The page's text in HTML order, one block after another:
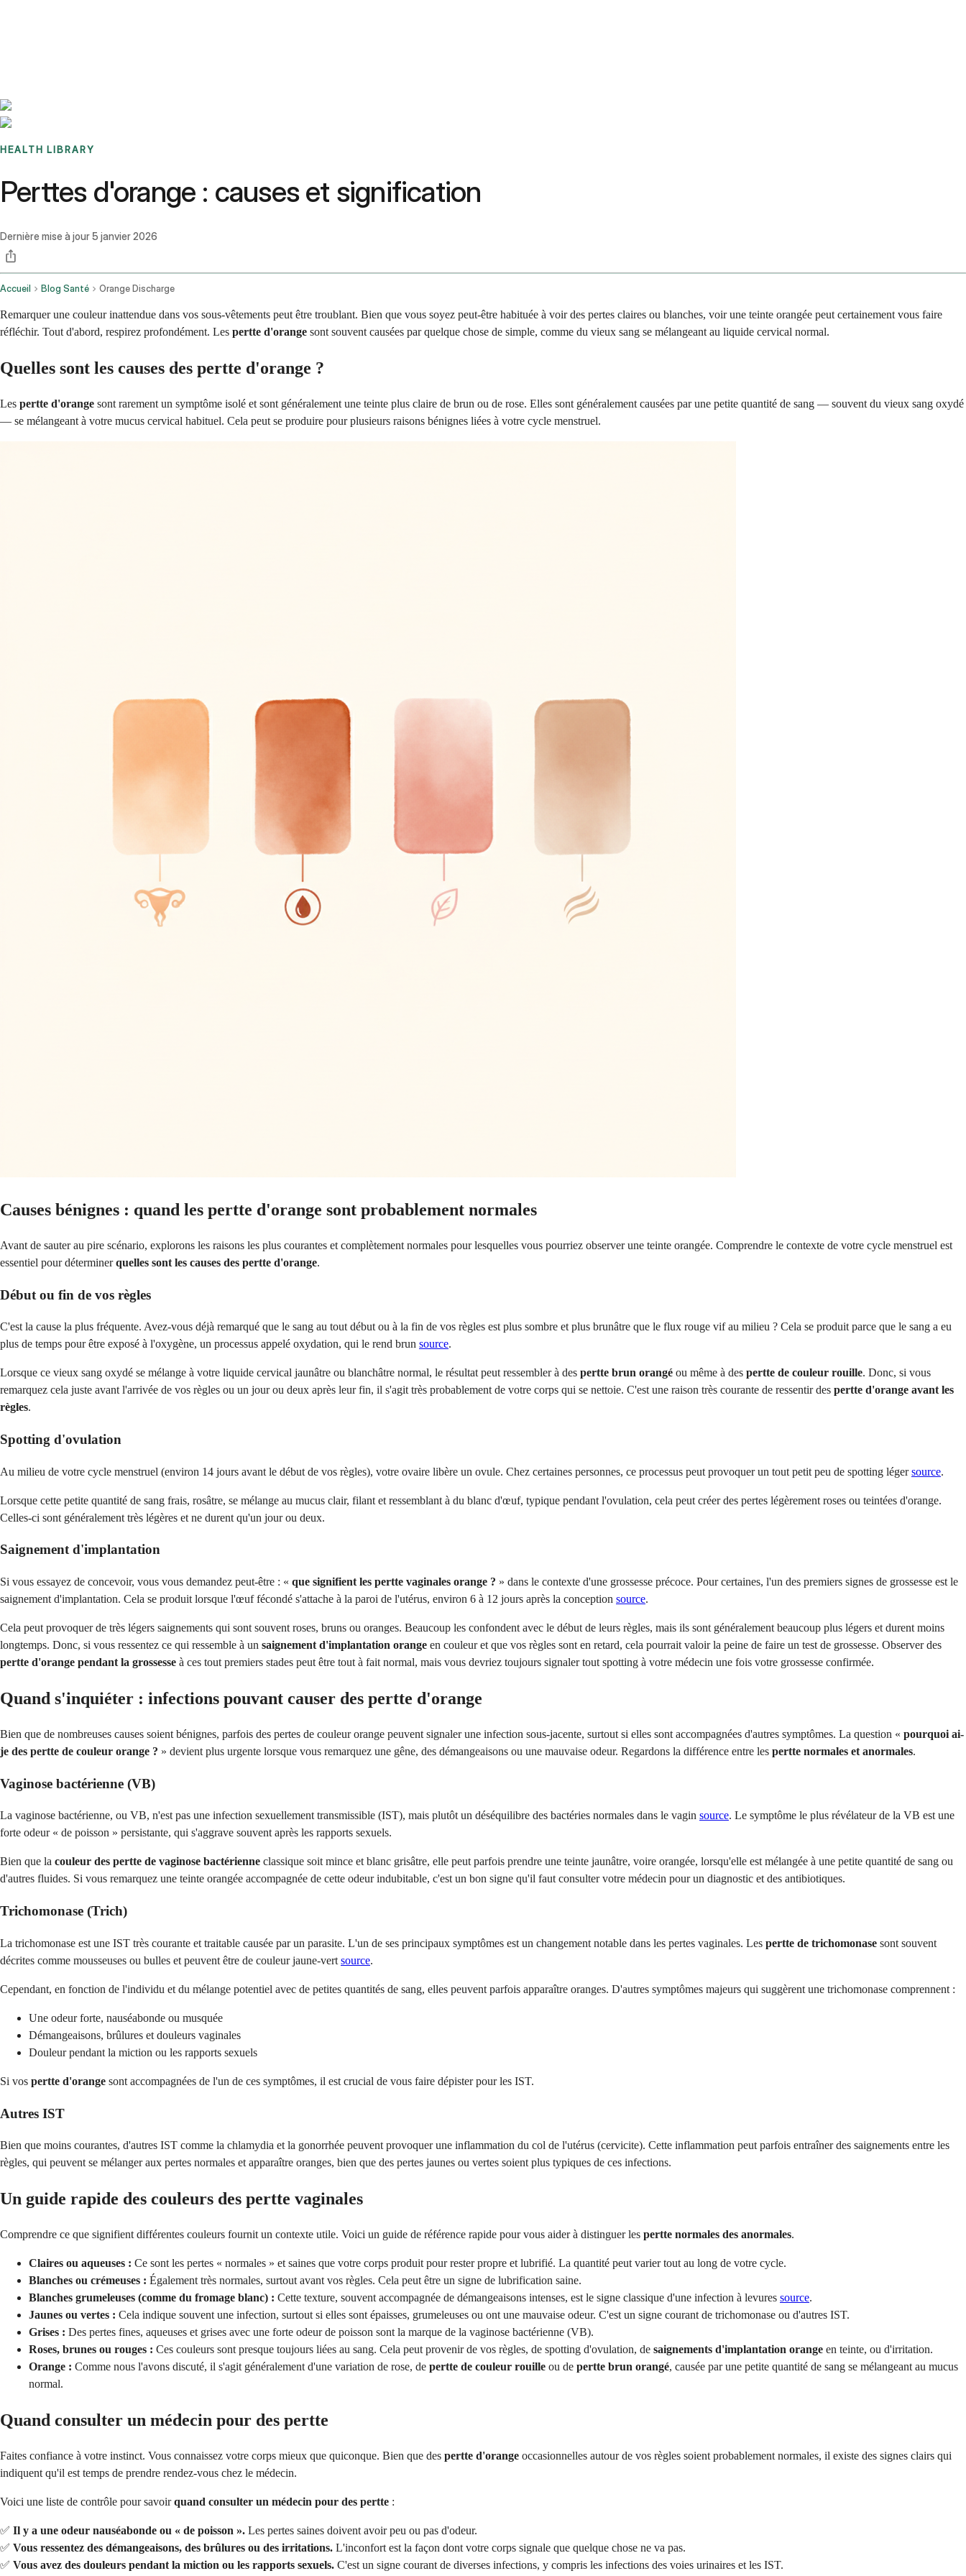
HEALTH LIBRARY
Perttes d'orange : causes et signification
Dernière mise à jour5 janvier 2026
Accueil Blog Santé Orange Discharge
Remarquer une couleur inattendue dans vos sous-vêtements peut être troublant. Bien que vous soyez peut-être habituée à voir des pertes claires ou blanches, voir une teinte orangée peut certainement vous faire
réfléchir. Tout d'abord, respirez profondément. Les pertte d'orange sont souvent causées par quelque chose de simple, comme du vieux sang se mélangeant au liquide cervical normal.
Quelles sont les causes des pertte d'orange ?
Les pertte d'orange sont rarement un symptôme isolé et sont généralement une teinte plus claire de brun ou de rose. Elles sont généralement causées par une petite quantité de sang — souvent du vieux sang oxydé
— se mélangeant à votre mucus cervical habituel. Cela peut se produire pour plusieurs raisons bénignes liées à votre cycle menstruel.
Causes bénignes : quand les pertte d'orange sont probablement normales
Avant de sauter au pire scénario, explorons les raisons les plus courantes et complètement normales pour lesquelles vous pourriez observer une teinte orangée. Comprendre le contexte de votre cycle menstruel est
essentiel pour déterminerquelles sont les causes des pertte d'orange.
Début ou fin de vos règles
C'est la cause la plus fréquente. Avez-vous déjà remarqué que le sang au tout début ou à la fin de vos règles est plus sombre et plus brunâtre que le flux rouge vif au milieu ? Cela se produit parce que le sang a eu
plus de temps pour être exposé à l'oxygène, un processus appelé oxydation, qui le rend brun source.
Lorsque ce vieux sang oxydé se mélange à votre liquide cervical jaunâtre ou blanchâtre normal, le résultat peut ressembler à des pertte brun orangé ou même à des pertte de couleur rouille. Donc, si vous
remarquez cela juste avant l'arrivée de vos règles ou un jour ou deux après leur fin, il s'agit très probablement de votre corps qui se nettoie. C'est une raison très courante de ressentir des pertte d'orange avant les
règles.
Spotting d'ovulation
Au milieu de votre cycle menstruel (environ 14 jours avant le début de vos règles), votre ovaire libère un ovule. Chez certaines personnes, ce processus peut provoquer un tout petit peu de spotting légersource.
Lorsque cette petite quantité de sang frais, rosâtre, se mélange au mucus clair, filant et ressemblant à du blanc d'œuf, typique pendant l'ovulation, cela peut créer des pertes légèrement roses ou teintées d'orange.
Celles-ci sont généralement très légères et ne durent qu'un jour ou deux.
Saignement d'implantation
Si vous essayez de concevoir, vous vous demandez peut-être : « que signifient les pertte vaginales orange ? » dans le contexte d'une grossesse précoce. Pour certaines, l'un des premiers signes de grossesse est le
saignement d'implantation. Cela se produit lorsque l'œuf fécondé s'attache à la paroi de l'utérus, environ 6 à 12 jours après la conception source.
Cela peut provoquer de très légers saignements qui sont souvent roses, bruns ou oranges. Beaucoup les confondent avec le début de leurs règles, mais ils sont généralement beaucoup plus légers et durent moins
longtemps. Donc, si vous ressentez ce qui ressemble à un saignement d'implantation orange en couleur et que vos règles sont en retard, cela pourrait valoir la peine de faire un test de grossesse. Observer des
pertte d'orange pendant la grossesse à ces tout premiers stades peut être tout à fait normal, mais vous devriez toujours signaler tout spotting à votre médecin une fois votre grossesse confirmée.
Quand s'inquiéter : infections pouvant causer des pertte d'orange
Bien que de nombreuses causes soient bénignes, parfois des pertes de couleur orange peuvent signaler une infection sous-jacente, surtout si elles sont accompagnées d'autres symptômes. La question « pourquoi ai-
je des pertte de couleur orange ? » devient plus urgente lorsque vous remarquez une gêne, des démangeaisons ou une mauvaise odeur. Regardons la différence entre les pertte normales et anormales.
Vaginose bactérienne (VB)
La vaginose bactérienne, ou VB, n'est pas une infection sexuellement transmissible (IST), mais plutôt un déséquilibre des bactéries normales dans le vagin source. Le symptôme le plus révélateur de la VB est une
forte odeur « de poisson » persistante, qui s'aggrave souvent après les rapports sexuels.
Bien que la couleur des pertte de vaginose bactérienne classique soit mince et blanc grisâtre, elle peut parfois prendre une teinte jaunâtre, voire orangée, lorsqu'elle est mélangée à une petite quantité de sang ou
d'autres fluides. Si vous remarquez une teinte orangée accompagnée de cette odeur indubitable, c'est un bon signe qu'il faut consulter votre médecin pour un diagnostic et des antibiotiques.
Trichomonase (Trich)
La trichomonase est une IST très courante et traitable causée par un parasite. L'un de ses principaux symptômes est un changement notable dans les pertes vaginales. Les pertte de trichomonase sont souvent
décrites comme mousseuses ou bulles et peuvent être de couleur jaune-vert source.
Cependant, en fonction de l'individu et du mélange potentiel avec de petites quantités de sang, elles peuvent parfois apparaître oranges. D'autres symptômes majeurs qui suggèrent une trichomonase comprennent :
Une odeur forte, nauséabonde ou musquée
Démangeaisons, brûlures et douleurs vaginales
Douleur pendant la miction ou les rapports sexuels
Si vos pertte d'orange sont accompagnées de l'un de ces symptômes, il est crucial de vous faire dépister pour les IST.
Autres IST
Bien que moins courantes, d'autres IST comme la chlamydia et la gonorrhée peuvent provoquer une inflammation du col de l'utérus (cervicite). Cette inflammation peut parfois entraîner des saignements entre les
règles, qui peuvent se mélanger aux pertes normales et apparaître oranges, bien que des pertes jaunes ou vertes soient plus typiques de ces infections.
Un guide rapide des couleurs des pertte vaginales
Comprendre ce que signifient différentes couleurs fournit un contexte utile. Voici un guide de référence rapide pour vous aider à distinguer les pertte normales des anormales.
Claires ou aqueuses : Ce sont les pertes « normales » et saines que votre corps produit pour rester propre et lubrifié. La quantité peut varier tout au long de votre cycle.
Blanches ou crémeuses : Également très normales, surtout avant vos règles. Cela peut être un signe de lubrification saine.
Blanches grumeleuses (comme du fromage blanc) : Cette texture, souvent accompagnée de démangeaisons intenses, est le signe classique d'une infection à levures source.
Jaunes ou vertes : Cela indique souvent une infection, surtout si elles sont épaisses, grumeleuses ou ont une mauvaise odeur. C'est un signe courant de trichomonase ou d'autres IST.
Grises : Des pertes fines, aqueuses et grises avec une forte odeur de poisson sont la marque de la vaginose bactérienne (VB).
Roses, brunes ou rouges : Ces couleurs sont presque toujours liées au sang. Cela peut provenir de vos règles, de spotting d'ovulation, de saignements d'implantation orange en teinte, ou d'irritation.
Orange : Comme nous l'avons discuté, il s'agit généralement d'une variation de rose, de pertte de couleur rouille ou de pertte brun orangé, causée par une petite quantité de sang se mélangeant au mucus
normal.
Quand consulter un médecin pour des pertte
Faites confiance à votre instinct. Vous connaissez votre corps mieux que quiconque. Bien que des pertte d'orange occasionnelles autour de vos règles soient probablement normales, il existe des signes clairs qui
indiquent qu'il est temps de prendre rendez-vous chez le médecin.
Voici une liste de contrôle pour savoirquand consulter un médecin pour des pertte :
✅ Il y a une odeur nauséabonde ou « de poisson ». Les pertes saines doivent avoir peu ou pas d'odeur.
✅ Vous ressentez des démangeaisons, des brûlures ou des irritations. L'inconfort est la façon dont votre corps signale que quelque chose ne va pas.
✅ Vous avez des douleurs pendant la miction ou les rapports sexuels. C'est un signe courant de diverses infections, y compris les infections des voies urinaires et les IST.